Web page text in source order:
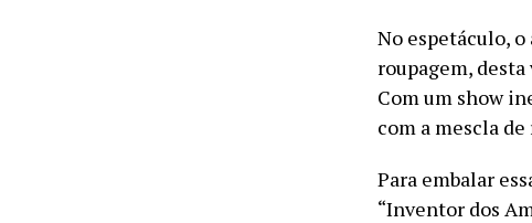
No espetáculo,
roupagem,
Com um show
com a mescla
Para embalar
“Inventor dos